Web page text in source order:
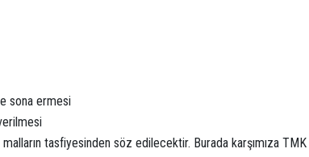
sona ermesi
tasfiyesinden söz edilecektir. Burada karşımıza